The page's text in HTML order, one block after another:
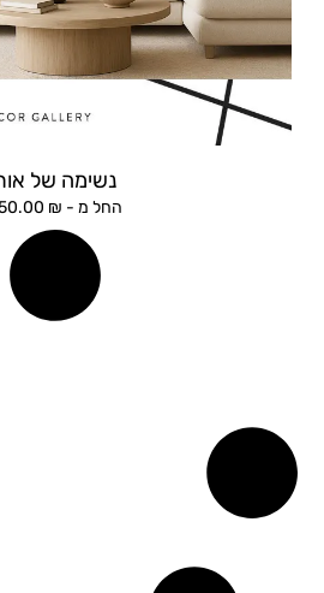
נשימה של
החל מ - ₪